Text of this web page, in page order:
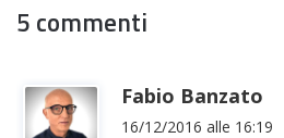
5 commenti
Fabio Banzato
a
16/12/2016 alle 16:19